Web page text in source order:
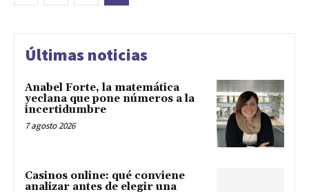
Últimas noticias
Anabel Forte, la matemática
yeclana que pone números a la
incertidumbre
7 agosto 2026
Casinos online: qué conviene
analizar antes de elegir una